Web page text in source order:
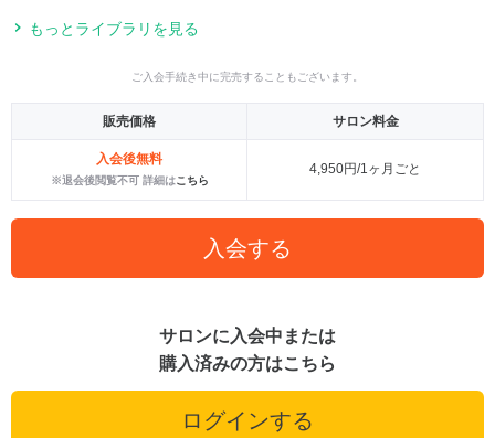
もっとライブラリを見る
ご入会手続き中に完売することもございます。
販売価格 サロン料金
入会後無料
※退会後閲覧不可 詳細はこちら
4,950円/1ヶ月ごと
入会する
サロンに入会中または
購入済みの方はこちら
ログインする